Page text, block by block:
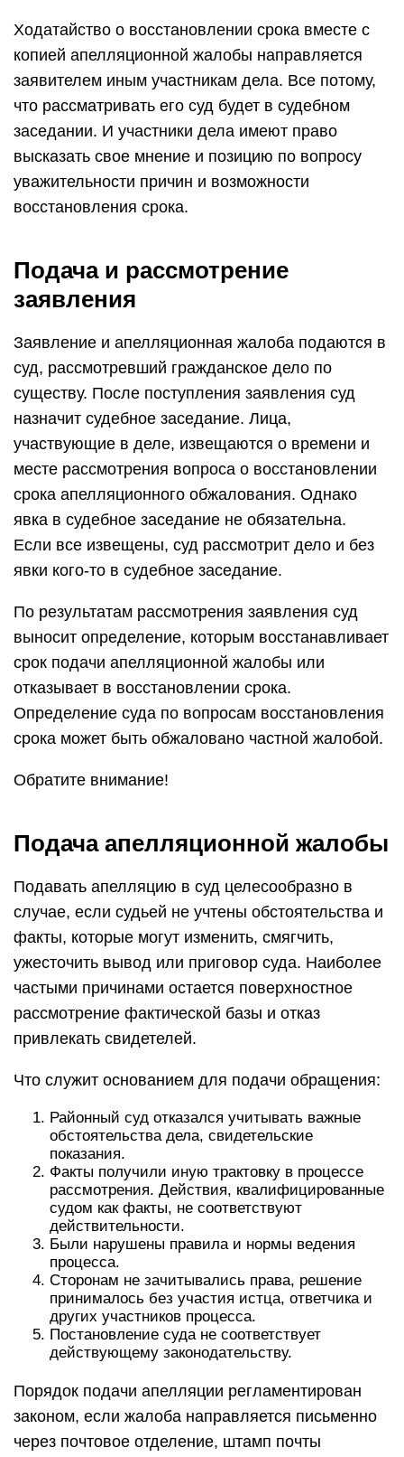
Ходатайство о восстановлении срока вместе с
копией апелляционной жалобы направляется
заявителем иным участникам дела. Все потому,
что рассматривать его суд будет в судебном
заседании. И участники дела имеют право
высказать свое мнение и позицию по вопросу
уважительности причин и возможности
восстановления срока.
Подача и рассмотрение
заявления
Заявление и апелляционная жалоба подаются в
суд, рассмотревший гражданское дело по
существу. После поступления заявления суд
назначит судебное заседание. Лица,
участвующие в деле, извещаются о времени и
месте рассмотрения вопроса о восстановлении
срока апелляционного обжалования. Однако
явка в судебное заседание не обязательна.
Если все извещены, суд рассмотрит дело и без
явки кого-то в судебное заседание.
По результатам рассмотрения заявления суд
выносит определение, которым восстанавливает
срок подачи апелляционной жалобы или
отказывает в восстановлении срока.
Определение суда по вопросам восстановления
срока может быть обжаловано частной жалобой.
Обратите внимание!
Подача апелляционной жалобы
Подавать апелляцию в суд целесообразно в
случае, если судьей не учтены обстоятельства и
факты, которые могут изменить, смягчить,
ужесточить вывод или приговор суда. Наиболее
частыми причинами остается поверхностное
рассмотрение фактической базы и отказ
привлекать свидетелей.
Что служит основанием для подачи обращения:
Районный суд отказался учитывать важные
обстоятельства дела, свидетельские
показания.
Факты получили иную трактовку в процессе
рассмотрения. Действия, квалифицированные
судом как факты, не соответствуют
действительности.
Были нарушены правила и нормы ведения
процесса.
Сторонам не зачитывались права, решение
принималось без участия истца, ответчика и
других участников процесса.
Постановление суда не соответствует
действующему законодательству.
Порядок подачи апелляции регламентирован
законом, если жалоба направляется письменно
через почтовое отделение, штамп почты